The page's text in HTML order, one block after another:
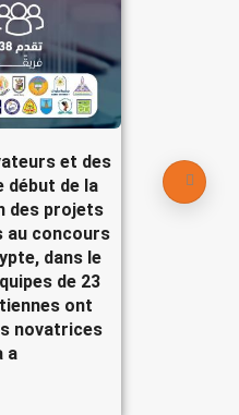
et des
début de la
des projets
au concours
dans le
de 23
ont
novatrices
a